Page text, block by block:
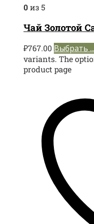
0из 5
Чай Золотой
₽767.00 Выбрать ...
variants. The
product page